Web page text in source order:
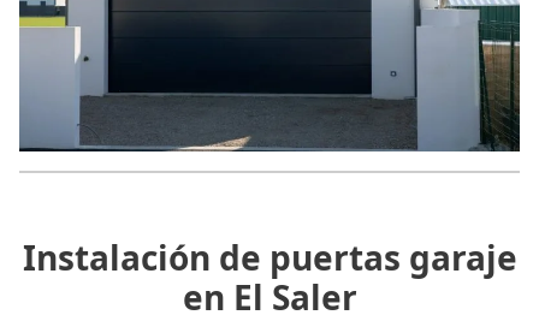
Instalación de puertas garaje
en El Saler